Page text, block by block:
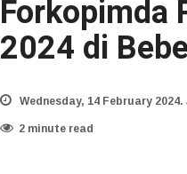
Forkopimda
2024 di
Wednesday, 14 February 2024.
2 minute read